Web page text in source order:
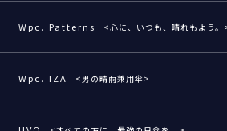
Wpc. Patterns <心に、いつも、晴れもよう。
Wpc. IZA <男の晴雨兼用傘>